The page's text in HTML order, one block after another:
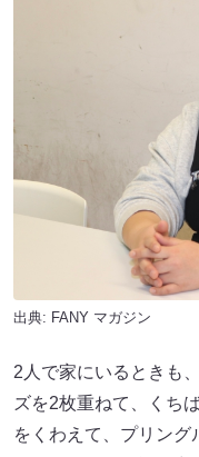
出典: FANY マガジン
2人で家にいるときも
ズを2枚重ねて、くち
をくわえて、プリング